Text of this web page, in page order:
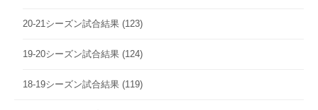
20-21シーズン試合結果 (123)
19-20シーズン試合結果 (124)
18-19シーズン試合結果 (119)